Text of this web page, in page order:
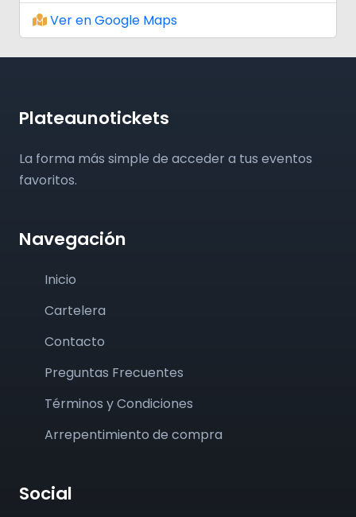
Ver en Google Maps
Plateaunotickets
La forma más simple de acceder a tus eventos
favoritos.
Navegación
Inicio
Cartelera
Contacto
Preguntas Frecuentes
Términos y Condiciones
Arrepentimiento de compra
Social